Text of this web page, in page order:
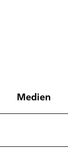
Medien